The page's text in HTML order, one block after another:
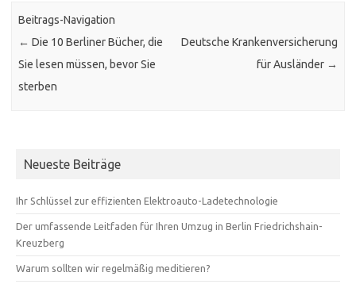
Beitrags-Navigation
← Die 10 Berliner Bücher, die
Sie lesen müssen, bevor Sie
sterben
Deutsche Krankenversicherung
für Ausländer →
Neueste Beiträge
Ihr Schlüssel zur effizienten Elektroauto-Ladetechnologie
Der umfassende Leitfaden für Ihren Umzug in Berlin Friedrichshain-
Kreuzberg
Warum sollten wir regelmäßig meditieren?